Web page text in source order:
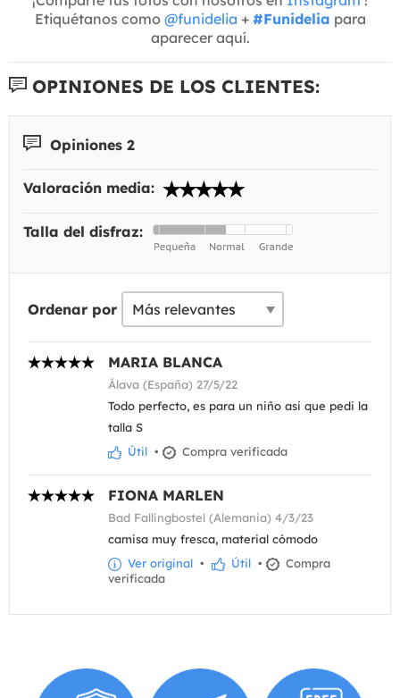
Etiquétanos como @funidelia + #Funidelia para
aparecer aquí.
OPINIONES DE LOS CLIENTES:
Opiniones 2
Valoración media:
Talla del disfraz:
Ordenar por
MARIA BLANCA
Álava (España) 27/5/22
Todo perfecto, es para un niño asi que pedi la
talla S
Útil • Compra verificada
FIONA MARLEN
Bad Fallingbostel (Alemania) 4/3/23
camisa muy fresca, material cómodo
Ver original • Útil •
Compra
verificada